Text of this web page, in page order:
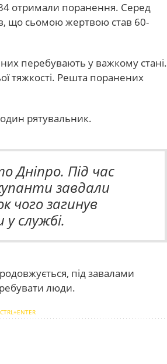
34 отримали поранення. Серед
що сьомою жертвою став 60-
перебувають у важкому стані.
тяжкості. Решта поранених
рятувальник.
Дніпро. Під час
завдали
чого загинув
службі.
під завалами
люди.